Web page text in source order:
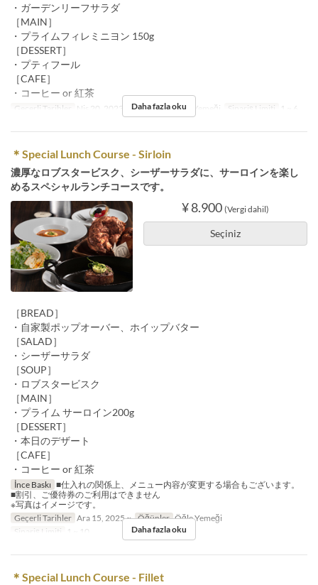
・ガーデンリーフサラダ
［MAIN］
・プライムフィレミニヨン 150g
［DESSERT］
・プティフール
［CAFE］
・コーヒー or 紅茶
Geçerli Tarihler Nis 20, 2023 ~ Öğünler Öğle Yemeği Sipariş Limiti 1 ~ 6
Daha fazla oku
＊Special Lunch Course - Sirloin
濃厚なロブスタービスク、シーザーサラダに、サーロインを楽し
めるスペシャルランチコースです。
¥ 8.900 (Vergi dahil)
Seçiniz
［BREAD］
・自家製ポップオーバー、ホイップバター
［SALAD］
・シーザーサラダ
［SOUP］
・ロブスタービスク
［MAIN］
・プライム サーロイン200g
［DESSERT］
・本日のデザート
［CAFE］
・コーヒー or 紅茶
İnce Baskı ■仕入れの関係上、メニュー内容が変更する場合もございます。
■割引、ご優待券のご利用はできません
※写真はイメージです。
Geçerli Tarihler Ara 15, 2025 ~ Öğünler Öğle Yemeği
Sipariş Limiti
1 ~ 10 Daha fazla oku
＊Special Lunch Course - Fillet